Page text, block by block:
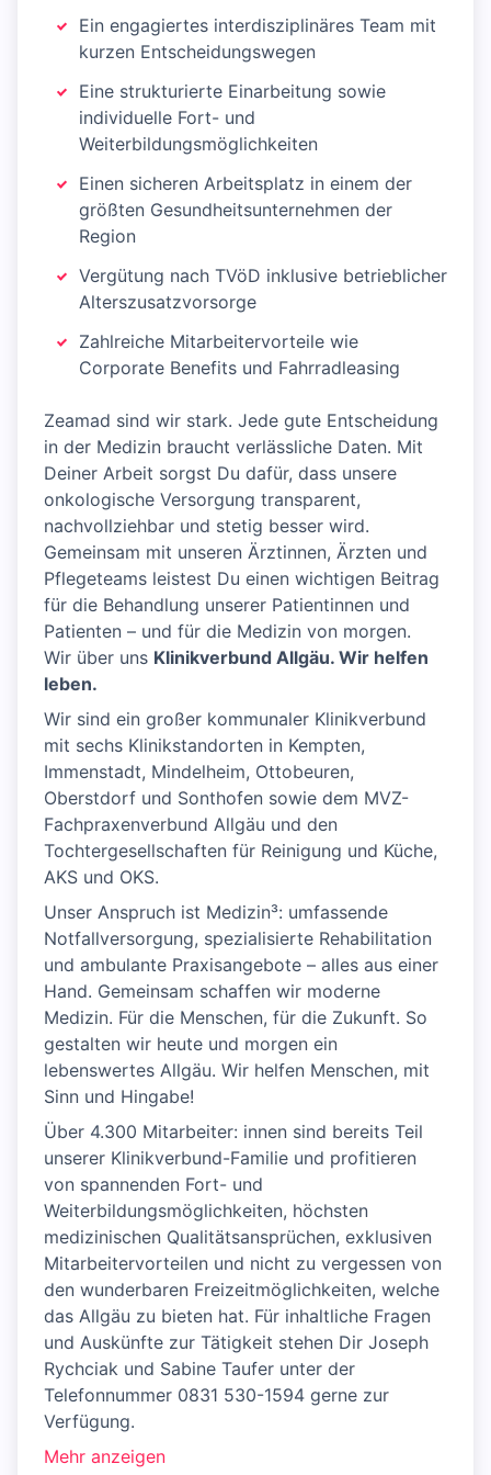
Ein engagiertes interdisziplinäres Team mit
kurzen Entscheidungswegen
Eine strukturierte Einarbeitung sowie
individuelle Fort- und
Weiterbildungsmöglichkeiten
Einen sicheren Arbeitsplatz in einem der
größten Gesundheitsunternehmen der
Region
Vergütung nach TVöD inklusive betrieblicher
Alterszusatzvorsorge
Zahlreiche Mitarbeitervorteile wie
Corporate Benefits und Fahrradleasing
Zeamad sind wir stark. Jede gute Entscheidung
in der Medizin braucht verlässliche Daten. Mit
Deiner Arbeit sorgst Du dafür, dass unsere
onkologische Versorgung transparent,
nachvollziehbar und stetig besser wird.
Gemeinsam mit unseren Ärztinnen, Ärzten und
Pflegeteams leistest Du einen wichtigen Beitrag
für die Behandlung unserer Patientinnen und
Patienten – und für die Medizin von morgen.
Wir über uns Klinikverbund Allgäu. Wir helfen
leben.
Wir sind ein großer kommunaler Klinikverbund
mit sechs Klinikstandorten in Kempten,
Immenstadt, Mindelheim, Ottobeuren,
Oberstdorf und Sonthofen sowie dem MVZ-
Fachpraxenverbund Allgäu und den
Tochtergesellschaften für Reinigung und Küche,
AKS und OKS.
Unser Anspruch ist Medizin³: umfassende
Notfallversorgung, spezialisierte Rehabilitation
und ambulante Praxisangebote – alles aus einer
Hand. Gemeinsam schaffen wir moderne
Medizin. Für die Menschen, für die Zukunft. So
gestalten wir heute und morgen ein
lebenswertes Allgäu. Wir helfen Menschen, mit
Sinn und Hingabe!
Über 4.300 Mitarbeiter: innen sind bereits Teil
unserer Klinikverbund-Familie und profitieren
von spannenden Fort- und
Weiterbildungsmöglichkeiten, höchsten
medizinischen Qualitätsansprüchen, exklusiven
Mitarbeitervorteilen und nicht zu vergessen von
den wunderbaren Freizeitmöglichkeiten, welche
das Allgäu zu bieten hat. Für inhaltliche Fragen
und Auskünfte zur Tätigkeit stehen Dir Joseph
Rychciak und Sabine Taufer unter der
Telefonnummer 0831 530-1594 gerne zur
Verfügung.
Mehr anzeigen